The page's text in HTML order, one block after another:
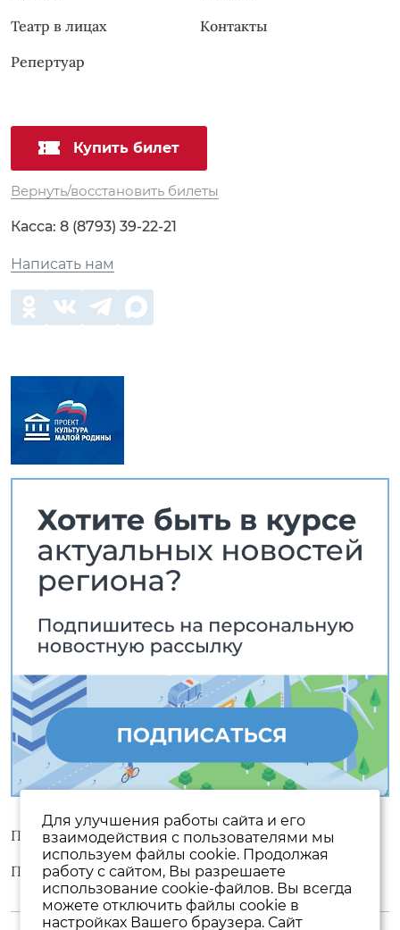
Театр в лицах
Репертуар
Контакты
Купить билет
Вернуть/восстановить билеты
Касса: 8 (8793) 39-22-21
Написать нам
Пользовательское соглашение
Политика конфиденциальности
Для улучшения работы сайта и его
взаимодействия с пользователями мы
используем файлы cookie. Продолжая
работу с сайтом, Вы разрешаете
использование cookie-файлов. Вы всегда
можете отключить файлы cookie в
настройках Вашего браузера. Сайт